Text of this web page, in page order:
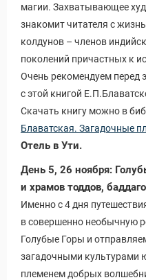
магии. Захватывающее
знакомит читателя с
колдунов – членов
поколений причастных к
Очень рекомендуем перед
с этой книгой
Скачать книгу можно в
Блаватская. Загадочные
Отель в Ути.
День 5, 26 ноября:
и храмов тоддов,
Именно с 4 дня
в совершенно необычную
Голубые Горы и
загадочными культурами
племенем добрых